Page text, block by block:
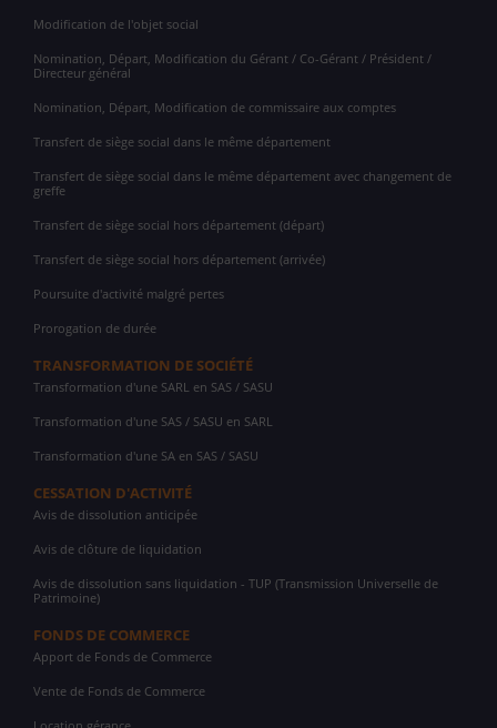
Modification de l'objet social
Nomination, Départ, Modification du Gérant / Co-Gérant / Président /
Directeur général
Nomination, Départ, Modification de commissaire aux comptes
Transfert de siège social dans le même département
Transfert de siège social dans le même département avec changement de
greffe
Transfert de siège social hors département (départ)
Transfert de siège social hors département (arrivée)
Poursuite d'activité malgré pertes
Prorogation de durée
TRANSFORMATION DE SOCIÉTÉ
Transformation d'une SARL en SAS / SASU
Transformation d'une SAS / SASU en SARL
Transformation d'une SA en SAS / SASU
CESSATION D'ACTIVITÉ
Avis de dissolution anticipée
Avis de clôture de liquidation
Avis de dissolution sans liquidation - TUP (Transmission Universelle de
Patrimoine)
FONDS DE COMMERCE
Apport de Fonds de Commerce
Vente de Fonds de Commerce